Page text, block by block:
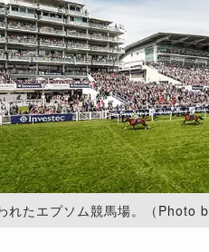
れたエプソム競馬場。（Photo